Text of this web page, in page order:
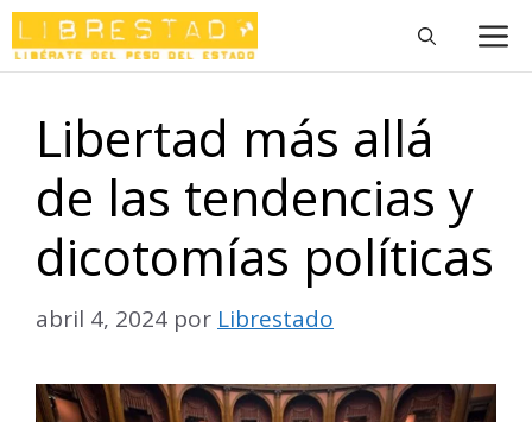
Saltar
al
contenido
Libertad más allá
de las tendencias y
dicotomías políticas
abril 4, 2024 por Librestado